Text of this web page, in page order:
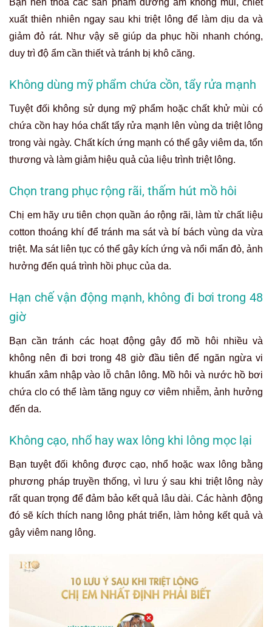
xuất thiên nhiên ngay sau khi triệt lông để làm dịu da và
giảm đỏ rát. Như vậy sẽ giúp da phục hồi nhanh chóng,
duy trì độ ẩm cần thiết và tránh bị khô căng.
Không dùng mỹ phẩm chứa cồn, tẩy rửa mạnh
Tuyệt đối không sử dụng mỹ phẩm hoặc chất khử mùi có
chứa cồn hay hóa chất tẩy rửa mạnh lên vùng da triệt lông
trong vài ngày. Chất kích ứng mạnh có thể gây viêm da, tổn
thương và làm giảm hiệu quả của liệu trình triệt lông.
Chọn trang phục rộng rãi, thấm hút mồ hôi
Chị em hãy ưu tiên chọn quần áo rộng rãi, làm từ chất liệu
cotton thoáng khí để tránh ma sát và bí bách vùng da vừa
triệt. Ma sát liên tục có thể gây kích ứng và nổi mẩn đỏ, ảnh
hưởng đến quá trình hồi phục của da.
Hạn chế vận động mạnh, không đi bơi trong 48
giờ
Bạn cần tránh các hoạt động gây đổ mồ hôi nhiều và
không nên đi bơi trong 48 giờ đầu tiên để ngăn ngừa vi
khuẩn xâm nhập vào lỗ chân lông. Mồ hôi và nước hồ bơi
chứa clo có thể làm tăng nguy cơ viêm nhiễm, ảnh hưởng
đến da.
Không cạo, nhổ hay wax lông khi lông mọc lại
Bạn tuyệt đối không được cạo, nhổ hoặc wax lông bằng
phương pháp truyền thống, vì lưu ý sau khi triệt lông này
rất quan trọng để đảm bảo kết quả lâu dài. Các hành động
đó sẽ kích thích nang lông phát triển, làm hỏng kết quả và
gây viêm nang lông.